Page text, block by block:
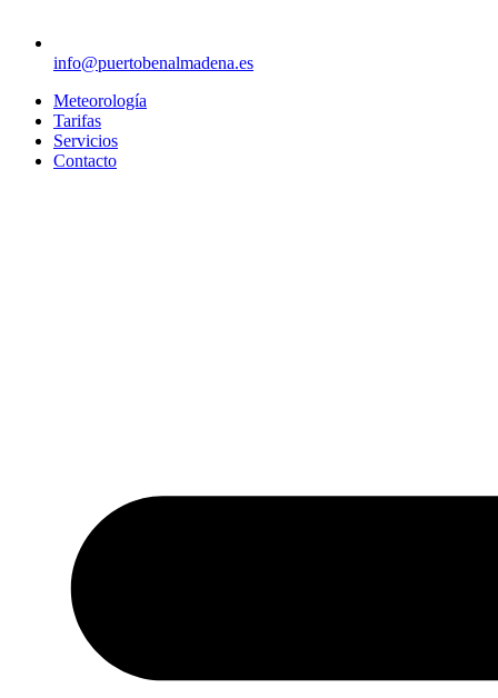
info@puertobenalmadena.es
Meteorología
Tarifas
Servicios
Contacto